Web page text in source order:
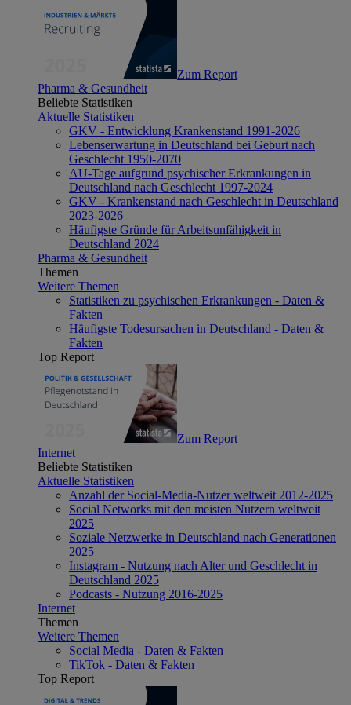
Zum Report
Pharma & Gesundheit
Beliebte Statistiken
Aktuelle Statistiken
GKV - Entwicklung Krankenstand 1991-2026
Lebenserwartung in Deutschland bei Geburt nach
Geschlecht 1950-2070
AU-Tage aufgrund psychischer Erkrankungen in
Deutschland nach Geschlecht 1997-2024
GKV - Krankenstand nach Geschlecht in Deutschland
2023-2026
Häufigste Gründe für Arbeitsunfähigkeit in
Deutschland 2024
Pharma & Gesundheit
Themen
Weitere Themen
Statistiken zu psychischen Erkrankungen - Daten &
Fakten
Häufigste Todesursachen in Deutschland - Daten &
Fakten
Top Report
Zum Report
Internet
Beliebte Statistiken
Aktuelle Statistiken
Anzahl der Social-Media-Nutzer weltweit 2012-2025
Social Networks mit den meisten Nutzern weltweit
2025
Soziale Netzwerke in Deutschland nach Generationen
2025
Instagram - Nutzung nach Alter und Geschlecht in
Deutschland 2025
Podcasts - Nutzung 2016-2025
Internet
Themen
Weitere Themen
Social Media - Daten & Fakten
TikTok - Daten & Fakten
Top Report